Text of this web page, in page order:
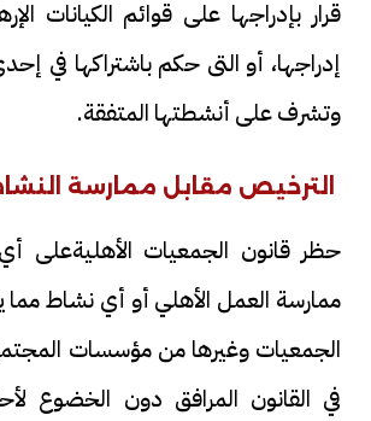
قرار بإدراجها على قوائم الكيانات
إدراجها، أو التى حكم باشتراكها في
وتشرف على أنشطتها المتفقة.
الترخيص مقابل ممارسة
حظر قانون الجمعيات الأهليةعلى
ممارسة العمل الأهلي أو أي نشاط
الجمعيات وغيرها من مؤسسات المجتمع
في القانون المرافق دون الخضوع